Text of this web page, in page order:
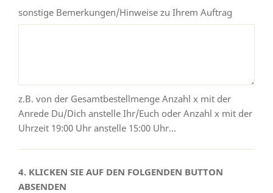
sonstige Bemerkungen/Hinweise zu Ihrem Auftrag
z.B. von der Gesamtbestellmenge Anzahl x mit der
Anrede Du/Dich anstelle Ihr/Euch oder Anzahl x mit der
Uhrzeit 19:00 Uhr anstelle 15:00 Uhr...
4. KLICKEN SIE AUF DEN FOLGENDEN BUTTON
ABSENDEN